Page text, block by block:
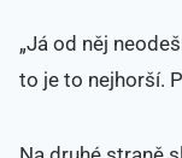
„Já od něj
to je to nejhorší.